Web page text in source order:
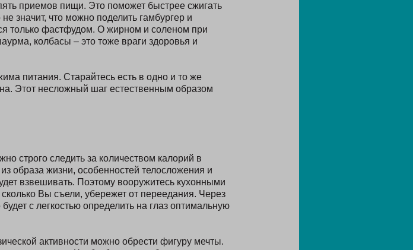
приемов пищи. Это поможет быстрее сжигать
значит, что можно поделить гамбургер и
только фастфудом. О жирном и соленом при
колбасы – это тоже враги здоровья и
питания. Старайтесь есть в одно и то же
Этот несложный шаг естественным образом
строго следить за количеством калорий в
образа жизни, особенностей телосложения и
взвешивать. Поэтому вооружитесь кухонными
Вы съели, убережет от переедания. Через
с легкостью определить на глаз оптимальную
активности можно обрести фигуру мечты.